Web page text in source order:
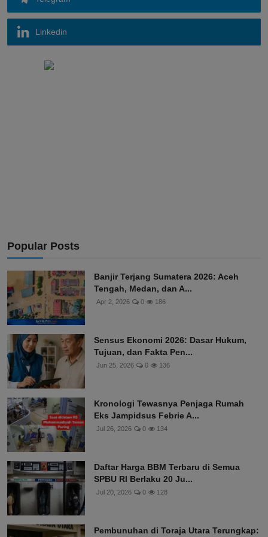
Linkedin
Popular Posts
Banjir Terjang Sumatera 2026: Aceh
Tengah, Medan, dan A...
Apr 2, 2026 0 186
Sensus Ekonomi 2026: Dasar Hukum,
Tujuan, dan Fakta Pen...
Jun 25, 2026 0 136
Kronologi Tewasnya Penjaga Rumah
Eks Jampidsus Febrie A...
Jul 26, 2026 0 134
Daftar Harga BBM Terbaru di Semua
SPBU RI Berlaku 20 Ju...
Jul 20, 2026 0 128
Pembunuhan di Toraja Utara Terungkap: